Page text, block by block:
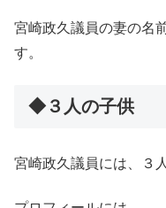
宮崎政久議員の妻の名
す。
◆３人の子供
宮崎政久議員には、３